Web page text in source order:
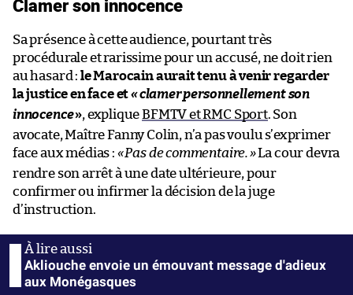
Clamer son innocence
Sa présence à cette audience, pourtant très
procédurale et rarissime pour un accusé, ne doit rien
au hasard : le Marocain aurait tenu à venir regarder
la justice en faceet«clamer personnellement son
innocence», expliqueBFMTV et RMC Sport. Son
avocate, Maître Fanny Colin, n’a pas voulu s’exprimer
face aux médias : «Pas de commentaire.»La cour devra
rendre son arrêt à une date ultérieure, pour
confirmer ou infirmer la décision de la juge
d’instruction.
Akliouche envoie un émouvant message d'adieux
aux Monégasques